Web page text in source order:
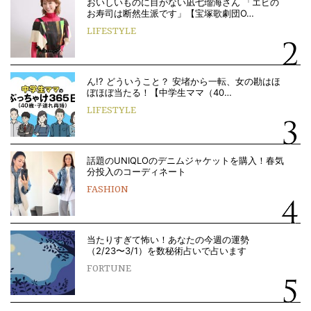
お寿司は断然生派です」【宝塚歌劇団O…
LIFESTYLE
ん!? どういうこと？ 安堵から一転、女の勘はほ
ぼほぼ当たる！【中学生ママ（40…
LIFESTYLE
話題のUNIQLOのデニムジャケットを購入！春気
分投入のコーディネート
FASHION
当たりすぎて怖い！あなたの今週の運勢
（2/23〜3/1）を数秘術占いで占います
FORTUNE